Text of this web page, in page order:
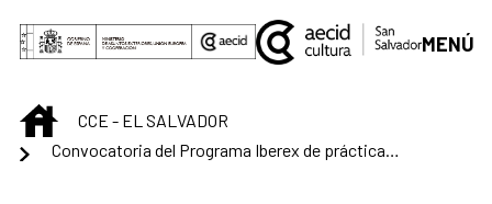
Saltar al contenido principal
MENÚ
INICIOCCE - EL SALVADOR